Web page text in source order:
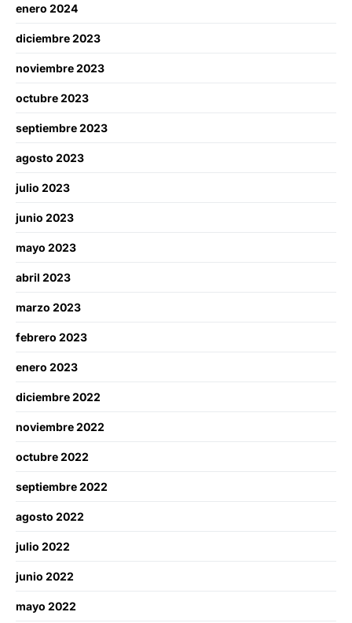
enero 2024
diciembre 2023
noviembre 2023
octubre 2023
septiembre 2023
agosto 2023
julio 2023
junio 2023
mayo 2023
abril 2023
marzo 2023
febrero 2023
enero 2023
diciembre 2022
noviembre 2022
octubre 2022
septiembre 2022
agosto 2022
julio 2022
junio 2022
mayo 2022